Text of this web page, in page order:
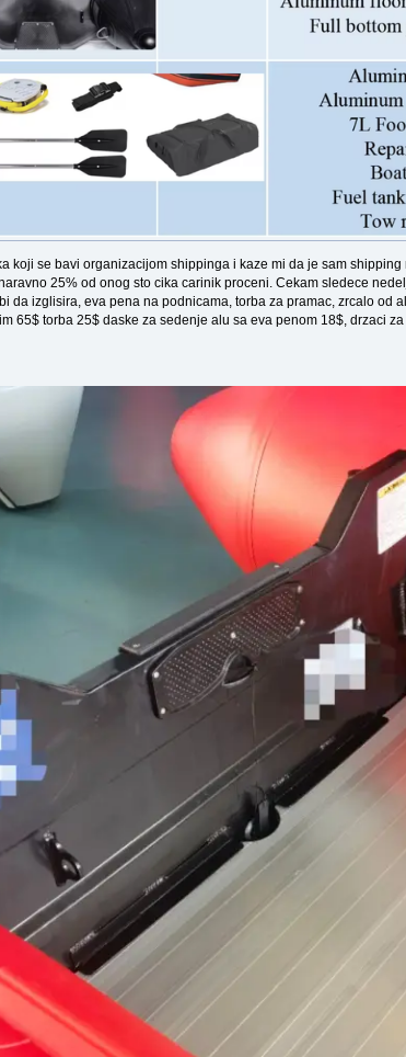
koji se bavi organizacijom shippinga i kaze mi da je sam
25% od onog sto cika carinik proceni. Cekam sledece
da izglisira, eva pena na podnicama, torba za pramac, zrcalo
65$ torba 25$ daske za sedenje alu sa eva penom 18$, drzaci